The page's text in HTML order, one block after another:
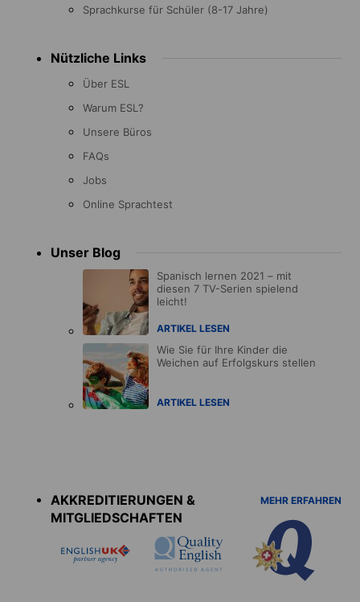
Sprachkurse für Schüler (8-17 Jahre)
Nützliche Links
Über ESL
Warum ESL?
Unsere Büros
FAQs
Jobs
Online Sprachtest
Unser Blog
Spanisch lernen 2021 – mit
diesen 7 TV-Serien spielend
leicht!
ARTIKEL LESEN
Wie Sie für Ihre Kinder die
Weichen auf Erfolgskurs stellen
ARTIKEL LESEN
AKKREDITIERUNGEN &
MITGLIEDSCHAFTEN
MEHR ERFAHREN